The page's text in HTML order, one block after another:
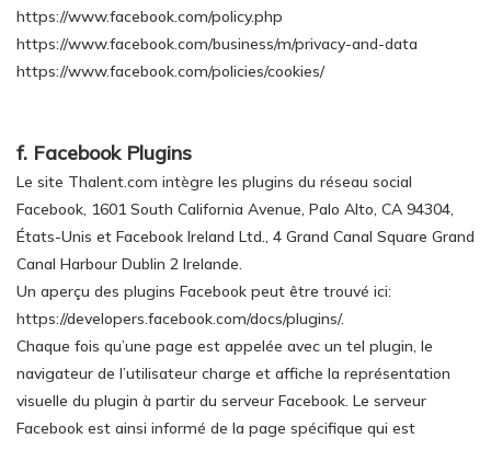
https://www.facebook.com/policy.php
https://www.facebook.com/business/m/privacy-and-data
https://www.facebook.com/policies/cookies/
f. Facebook Plugins
Le site Thalent.com intègre les plugins du réseau social
Facebook, 1601 South California Avenue, Palo Alto, CA 94304,
États-Unis et Facebook Ireland Ltd., 4 Grand Canal Square Grand
Canal Harbour Dublin 2 Irelande.
Un aperçu des plugins Facebook peut être trouvé ici:
https://developers.facebook.com/docs/plugins/.
Chaque fois qu’une page est appelée avec un tel plugin, le
navigateur de l’utilisateur charge et affiche la représentation
visuelle du plugin à partir du serveur Facebook. Le serveur
Facebook est ainsi informé de la page spécifique qui est